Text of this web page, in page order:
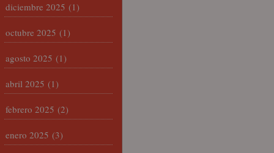
diciembre 2025 (1)
octubre 2025 (1)
agosto 2025 (1)
abril 2025 (1)
febrero 2025 (2)
enero 2025 (3)